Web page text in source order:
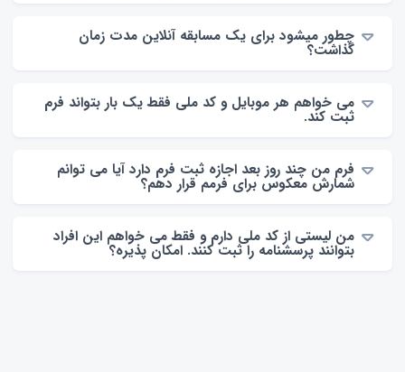
چطور میشود برای یک مسابقه آنلاین مدت زمان
گذاشت؟
می خواهم هر موبایل و کد ملی فقط یک بار بتواند فرم
ثبت کند.
فرم من چند روز بعد اجازه ثبت فرم دارد آیا می توانم
شمارش معکوس برای فرمم قرار دهم؟
من لیستی از کد ملی دارم و فقط می خواهم این افراد
بتوانند پرسشنامه را ثبت کنند. امکان پذیره؟